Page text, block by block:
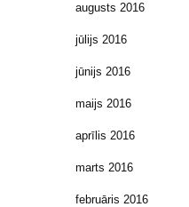
augusts 2016
jūlijs 2016
jūnijs 2016
maijs 2016
aprīlis 2016
marts 2016
februāris 2016